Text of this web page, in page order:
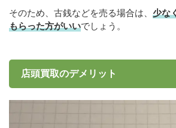
そのため、古銭などを売る場合は、 少な
もらった方がいいでしょう。
店頭買取のデメリット